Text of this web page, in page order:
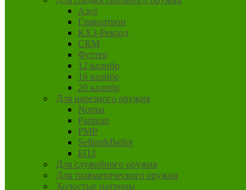
Азот
Главпатрон
КХЗ-Рекорд
СКМ
Феттер
12 калибр
16 калибр
20 калибр
Для нарезного оружия
Norma
Partizan
PMP
Sellier&Bellot
БПЗ
Для служебного оружия
Для травматического оружия
Холостые патроны